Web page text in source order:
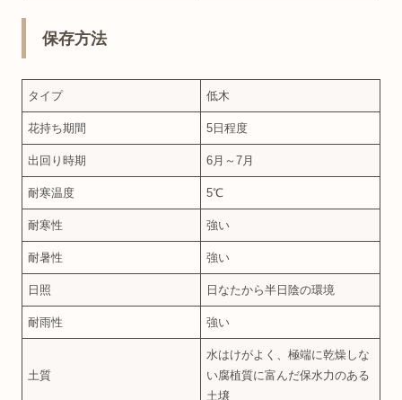
保存方法
タイプ 低木
花持ち期間 5日程度
出回り時期 6月～7月
耐寒温度 5℃
耐寒性 強い
耐暑性 強い
日照 日なたから半日陰の環境
耐雨性 強い
土質
水はけがよく、極端に乾燥しな
い腐植質に富んだ保水力のある
土壌